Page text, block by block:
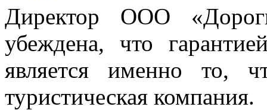
Директор ООО
убеждена, что
является именно то,
туристическая компания.